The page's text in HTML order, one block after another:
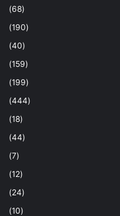
(68)
(190)
(40)
(159)
(199)
(444)
(18)
(44)
(7)
(12)
(24)
(10)